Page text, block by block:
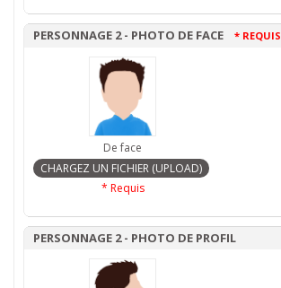
PERSONNAGE 2 - PHOTO DE FACE * REQUIS
De face
* Requis
PERSONNAGE 2 - PHOTO DE PROFIL